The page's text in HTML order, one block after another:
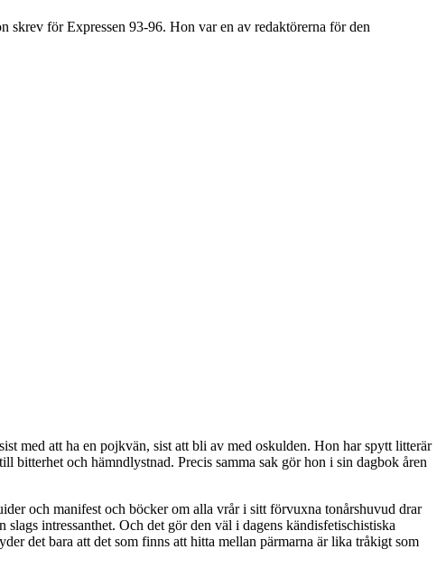
skrev för Expressen 93-96. Hon var en av redaktörerna för den
med att ha en pojkvän, sist att bli av med oskulden. Hon har spytt litterär
bitterhet och hämndlystnad. Precis samma sak gör hon i sin dagbok åren
och manifest och böcker om alla vrår i sitt förvuxna tonårshuvud drar
intressanthet. Och det gör den väl i dagens kändisfetischistiska
det bara att det som finns att hitta mellan pärmarna är lika tråkigt som